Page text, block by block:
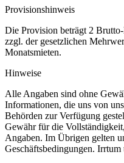
Provisionshinweis
Die Provision beträgt 2
zzgl. der gesetzlichen
Monatsmieten.
Hinweise
Alle Angaben sind ohne
Informationen, die uns von
Behörden zur Verfügung
Gewähr für die
Angaben. Im Übrigen gelten
Geschäftsbedingungen.